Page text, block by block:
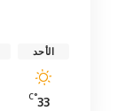
الأحد
33
°C